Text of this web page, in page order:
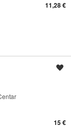
11,28 €
15 €